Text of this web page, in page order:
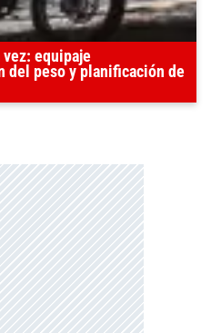
equipaje
del peso y planificación de